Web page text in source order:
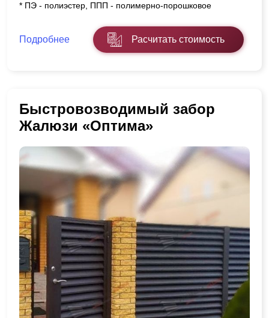
* ПЭ - полиэстер, ППП - полимерно-порошковое
Подробнее Расчитать стоимость
Быстровозводимый забор
Жалюзи «Оптима»